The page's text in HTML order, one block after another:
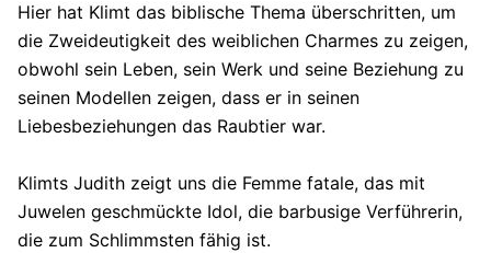
Hier hat Klimt das biblische Thema überschritten, um
die Zweideutigkeit des weiblichen Charmes zu zeigen,
obwohl sein Leben, sein Werk und seine Beziehung zu
seinen Modellen zeigen, dass er in seinen
Liebesbeziehungen das Raubtier war.
Klimts Judith zeigt uns die Femme fatale, das mit
Juwelen geschmückte Idol, die barbusige Verführerin,
die zum Schlimmsten fähig ist.